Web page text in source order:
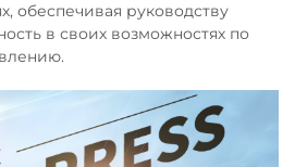
обеспечивая руководству
в своих возможностях по